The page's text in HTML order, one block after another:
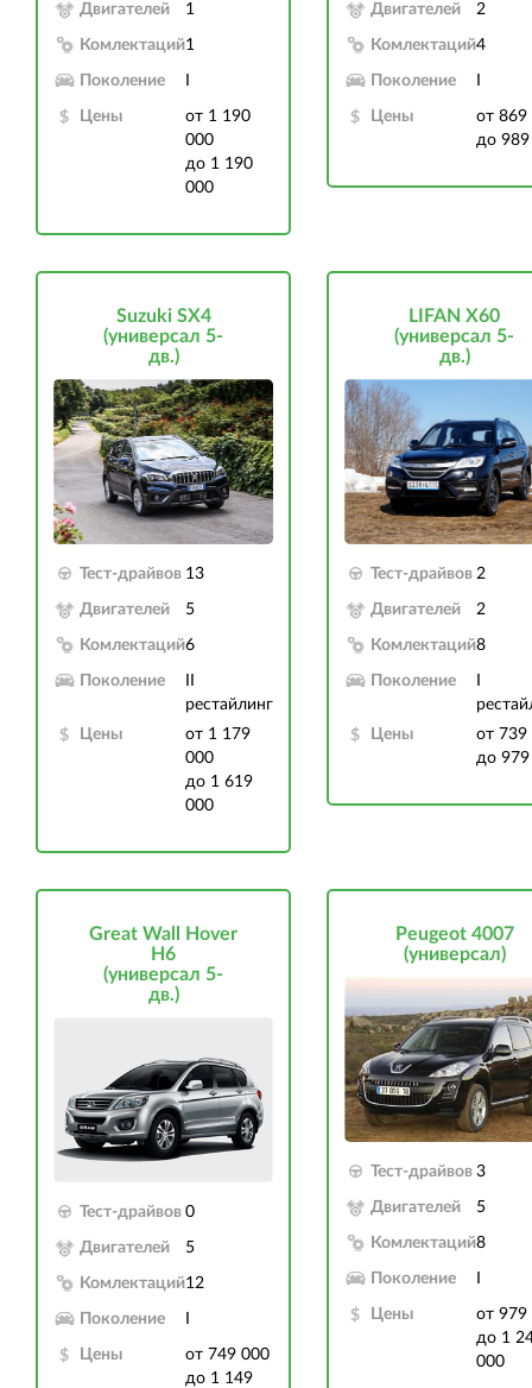
Двигателей 1
Комлектаций1
Поколение
Цены
от 1 190
000
до 1 190
000
Двигателей 2
Комлектаций4
Поколение
Цены
от 869
до
Suzuki SX4
(универсал 5-
дв.)
Тест-драйвов 13
Двигателей 5
Комлектаций6
Поколение
рестайлинг
Цены
от 1 179
000
до 1 619
000
LIFAN X60
(универсал 5-
дв.)
Тест-драйвов 2
Двигателей 2
Комлектаций8
Поколение
Цены
от 739
до
Great Wall Hover
H6
(универсал 5-
дв.)
Тест-драйвов 0
Двигателей 5
Комлектаций12
Поколение
Цены
от 749 000
до 1 149
Peugeot 4007
(универсал)
Тест-драйвов 3
Двигателей 5
Комлектаций8
Поколение
Цены
от 979
до 1
000